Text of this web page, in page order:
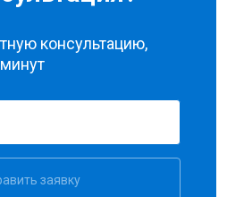
консультацию,
заявку